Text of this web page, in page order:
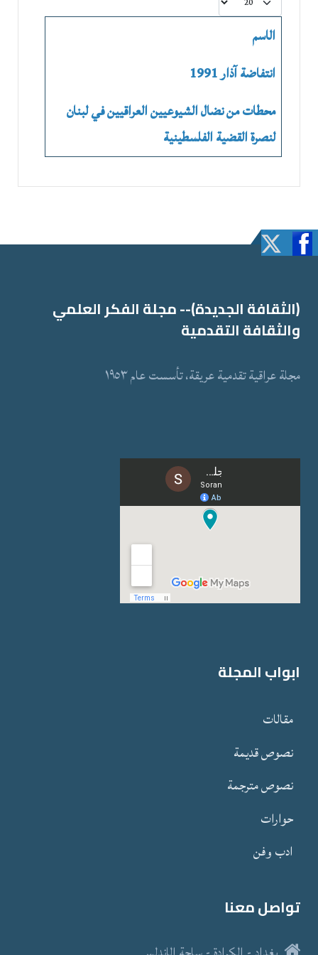
الاسم
انتفاضة آذار 1991
محطات من نضال الشيوعيين العراقيين في لبنان
لنصرة القضية الفلسطينية
(الثقافة الجدیدة)-- مجلة الفكر العلمي
والثقافة التقدمیة
مجلة عراقیة تقدمیة عریقة، تأسست عام ١٩٥٣
ابواب المجلة
مقالات
نصوص قدیمة
نصوص مترجمة
حوارات
ادب وفن
تواصل معنا